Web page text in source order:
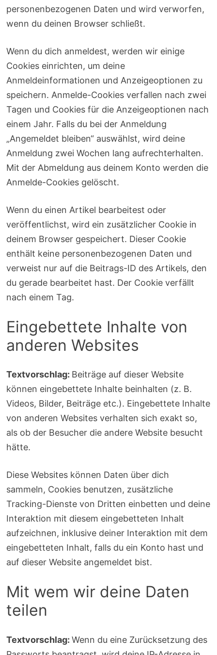
personenbezogenen Daten und wird verworfen,
wenn du deinen Browser schließt.
Wenn du dich anmeldest, werden wir einige
Cookies einrichten, um deine
Anmeldeinformationen und Anzeigeoptionen zu
speichern. Anmelde-Cookies verfallen nach zwei
Tagen und Cookies für die Anzeigeoptionen nach
einem Jahr. Falls du bei der Anmeldung
„Angemeldet bleiben“ auswählst, wird deine
Anmeldung zwei Wochen lang aufrechterhalten.
Mit der Abmeldung aus deinem Konto werden die
Anmelde-Cookies gelöscht.
Wenn du einen Artikel bearbeitest oder
veröffentlichst, wird ein zusätzlicher Cookie in
deinem Browser gespeichert. Dieser Cookie
enthält keine personenbezogenen Daten und
verweist nur auf die Beitrags-ID des Artikels, den
du gerade bearbeitet hast. Der Cookie verfällt
nach einem Tag.
Eingebettete Inhalte von
anderen Websites
Textvorschlag: Beiträge auf dieser Website
können eingebettete Inhalte beinhalten (z. B.
Videos, Bilder, Beiträge etc.). Eingebettete Inhalte
von anderen Websites verhalten sich exakt so,
als ob der Besucher die andere Website besucht
hätte.
Diese Websites können Daten über dich
sammeln, Cookies benutzen, zusätzliche
Tracking-Dienste von Dritten einbetten und deine
Interaktion mit diesem eingebetteten Inhalt
aufzeichnen, inklusive deiner Interaktion mit dem
eingebetteten Inhalt, falls du ein Konto hast und
auf dieser Website angemeldet bist.
Mit wem wir deine Daten
teilen
Textvorschlag:Wenn du eine Zurücksetzung des